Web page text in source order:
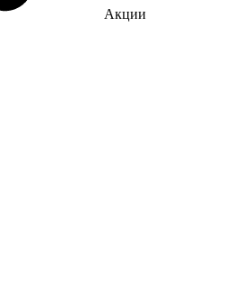
Акции